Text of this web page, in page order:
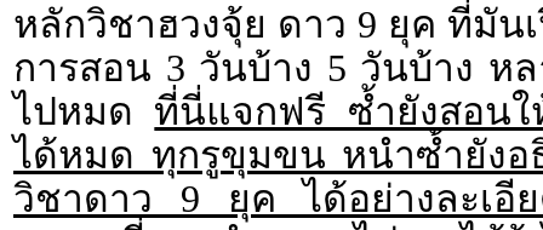
หลักวิชาฮวงจุ้ย ดาว 9 ยุค ที่มัน
การสอน 3 วันบ้าง 5 วันบ้าง หล
ไปหมด ที่นี่แจกฟรี ซ้ำยังสอนใ
ได้หมด ทุกรูขุมขน หนำซ้ำยังอ
วิชาดาว 9 ยุค ได้อย่างละเอีย